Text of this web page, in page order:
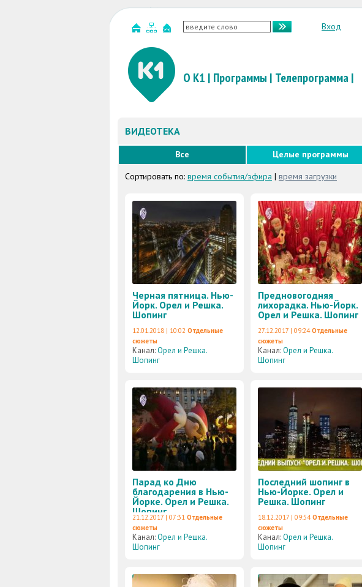
Вход
О К1 | Программы | Телепрограмма|
ВИДЕОТЕКА
Все Целые программы
Сортировать по: время события/эфира | время загрузки
Черная пятница. Нью-
Йорк. Орел и Решка.
Шопинг
12.01.2018 | 10:02 Отдельные
сюжеты
Канал:Орел и Решка.
Шопинг
Предновогодняя
лихорадка. Нью-Йорк.
Орел и Решка. Шопинг
27.12.2017 | 09:24 Отдельные
сюжеты
Канал:Орел и Решка.
Шопинг
Парад ко Дню
благодарения в Нью-
Йорке. Орел и Решка.
Шопинг
21.12.2017 | 07:31 Отдельные
сюжеты
Канал:Орел и Решка.
Шопинг
Последний шопинг в
Нью-Йорке. Орел и
Решка. Шопинг
18.12.2017 | 09:54 Отдельные
сюжеты
Канал:Орел и Решка.
Шопинг